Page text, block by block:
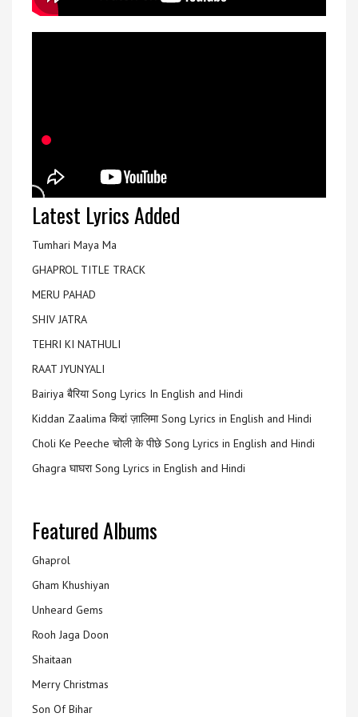
Latest Lyrics Added
Tumhari Maya Ma
GHAPROL TITLE TRACK
MERU PAHAD
SHIV JATRA
TEHRI KI NATHULI
RAAT JYUNYALI
Bairiya बैरिया Song Lyrics In English and Hindi
Kiddan Zaalima किद्दां ज़ालिमा Song Lyrics in English and Hindi
Choli Ke Peeche चोली के पीछे Song Lyrics in English and Hindi
Ghagra घाघरा Song Lyrics in English and Hindi
Featured Albums
Ghaprol
Gham Khushiyan
Unheard Gems
Rooh Jaga Doon
Shaitaan
Merry Christmas
Son Of Bihar